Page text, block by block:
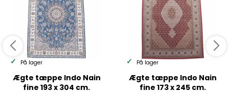
På lager
Ægte tæppe Indo Nain
fine 193 x 304 cm.
På lager
Ægte tæppe Indo Nain
fine 173 x 245 cm.